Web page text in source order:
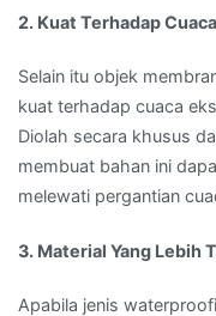
2. Kuat Terhadap
Selain itu objek
kuat terhadap cuaca
Diolah secara khusus
membuat bahan ini
melewati pergantian
3. Material Yang Lebih
Apabila jenis